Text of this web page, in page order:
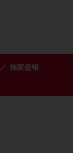
独家促销